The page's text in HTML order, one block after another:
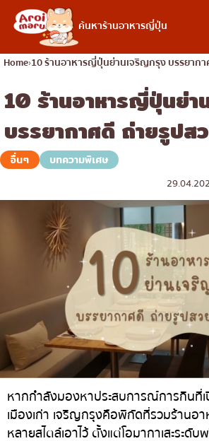
ค้นหาร้านอาหารญี่ปุ่น
อาหารญี่ปุ่น
ค้นหาร้านอาหาร
ค้นหาตามประเภทอาหาร
อิซากายะ
ปิ้งย่างญี่ปุ่น/ยากินิกุ
คัตสึด้ง/ทงคัตสึ
ชาบูชาบู/สุกี้ยากี้
แกงกะหรี่ญี่ปุ่น
ไก่ย่างเสียบไม้สไตล์ญี่ปุ่น
โซบะ/อุด้ง
ขนมหวานญี่ปุ่น
ค้นหาตามพื้นที่
เจริญกรุง
ธนบุรี
ทองหล่อ
เอกมัย
พร้อมพงษ์
อโศก
อารีย์
คอลัมน์ความรู้
บทความพิเศษ
บทความที่KOLแนะนำ
Home 10 ร้านอาหารญี่ปุ่นย่านเจริญกรุง บรรยาก
10 ร้านอาหารญี่ปุ่นย่
บรรยากาศดี ถ่ายรูปส
อื่นๆ
บทความพิเศษ
หากกำลังมองหาประสบการณ์การกินที่
เมืองเก่า เจริญกรุงคือพิกัดที่รวมร้านอ
หลายสไตล์เอาไว้ ตั้งแต่โอมากาเสะระดั